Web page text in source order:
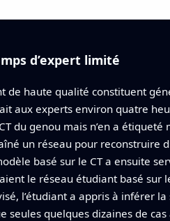
d’expert limité
de haute qualité constituent
aux experts environ quatre
du genou mais n’en a
un réseau pour reconstruire
basé sur le CT a ensuite
le réseau étudiant basé
l’étudiant a appris à inférer
seules quelques dizaines de